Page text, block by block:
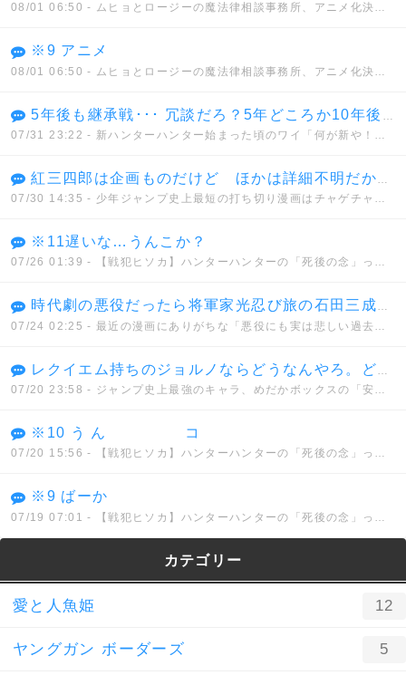
08/01 06:50 - ムヒョとロージーの魔法律相談事務所、アニメ化決定！！
※9 アニメ
08/01 06:50 - ムヒョとロージーの魔法律相談事務所、アニメ化決定！！
5年後も継承戦･･･ 冗談だろ？5年どころか10年後も継承戦だぜ･･･
07/31 23:22 - 新ハンターハンター始まった頃のワイ「何が新や！何もかもクソやんけ」→
紅三四郎は企画ものだけど ほかは詳細不明だから間違いでもない 通常打ち切りとはっきりしてるものではセコンド(6週)が最短
07/30 14:35 - 少年ジャンプ史上最短の打ち切り漫画はチャゲチャとかいうデマwwwww
※11遅いな…うんこか？
07/26 01:39 - 【戦犯ヒソカ】ハンターハンターの「死後の念」って正直設定ミスだよな？
時代劇の悪役だったら将軍家光忍び旅の石田三成の娘で徳川に復讐しようとしてた 五十鈴とか悪代官とはノリが違い過ぎて何だかなって感じだった
07/24 02:25 - 最近の漫画にありがちな「悪役にも実は悲しい過去があったんだ」的なヤツどう思う？
レクイエム持ちのジョルノならどうなんやろ。どんな能力を持とうと真実に到達できないでなんとか、、、
07/20 23:58 - ジャンプ史上最強のキャラ、めだかボックスの「安心院なじみ」に決まってしまう。。。
※10 う ん コ
07/20 15:56 - 【戦犯ヒソカ】ハンターハンターの「死後の念」って正直設定ミスだよな？
※9 ばーか
07/19 07:01 - 【戦犯ヒソカ】ハンターハンターの「死後の念」って正直設定ミスだよな？
カテゴリー
愛と人魚姫 12
ヤングガン ボーダーズ 5